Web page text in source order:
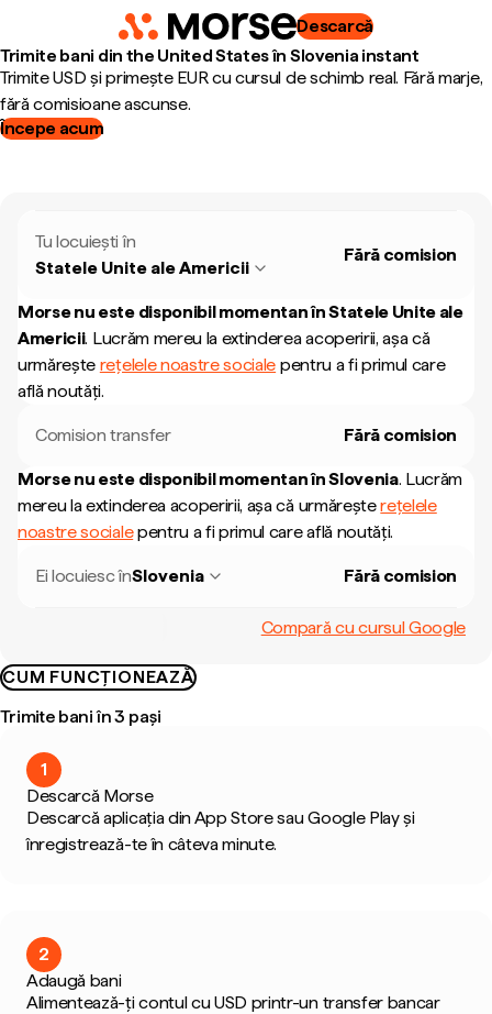
Descarcă
Trimite bani din the United States în Slovenia instant
Trimite USD și primește EUR cu cursul de schimb real. Fără marje,
fără comisioane ascunse.
Începe acum
Tu locuiești în
Statele Unite ale Americii
Fără comision
Morse nu este disponibil momentan înStatele Unite ale
Americii. Lucrăm mereu la extinderea acoperirii, așa că
urmărește rețelele noastre sociale pentru a fi primul care
află noutăți.
Comision transfer Fără comision
Morse nu este disponibil momentan înSlovenia. Lucrăm
mereu la extinderea acoperirii, așa că urmăreșterețelele
noastre socialepentru a fi primul care află noutăți.
Ei locuiesc înSlovenia Fără comision
Compară cu cursul Google
CUM FUNCȚIONEAZĂ
Trimite bani în 3 pași
1
Descarcă Morse
Descarcă aplicația din App Store sau Google Play și
înregistrează-te în câteva minute.
2
Adaugă bani
Alimentează-ți contul cu USD printr-un transfer bancar